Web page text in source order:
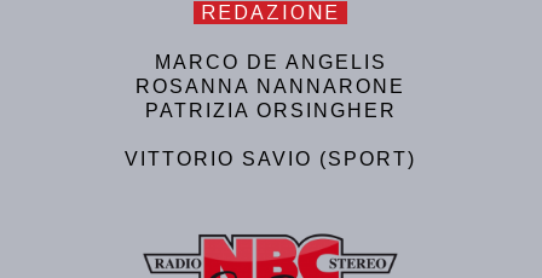
REDAZIONE
MARCO DE ANGELIS
ROSANNA NANNARONE
PATRIZIA ORSINGHER
VITTORIO SAVIO (SPORT)